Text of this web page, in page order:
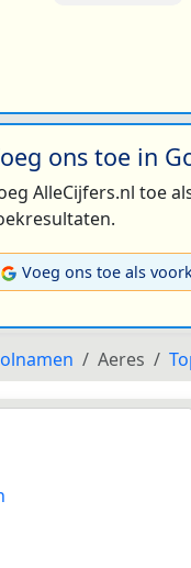
ons toe in
AlleCijfers.nl toe
Voeg ons toe als
Aeres